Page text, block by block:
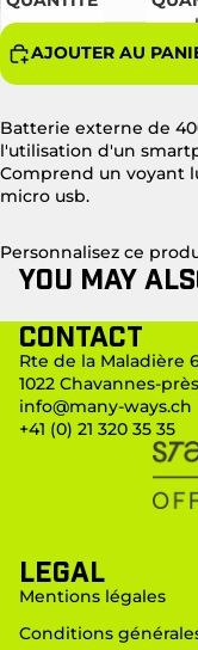
AJOUTER AU
Batterie externe de
l'utilisation d'un
Comprend un voyant
micro usb.
Personnalisez ce
You may
Contact
Rte de la Maladière
1022 Chavannes-
info@many-ways.ch
+41 (0) 21 320 35 35
LEGAL
Mentions légales
Conditions